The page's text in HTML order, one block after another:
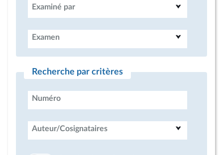
Examiné par
Examen
Recherche par critères
Numéro
Auteur/Cosignataires